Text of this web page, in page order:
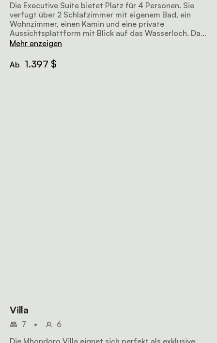
Die Executive Suite bietet Platz für 4 Personen. Sie
verfügt über 2 Schlafzimmer mit eigenem Bad, ein
Wohnzimmer, einen Kamin und eine private
Aussichtsplattform mit Blick auf das Wasserloch. Das
strohgedeckte Gebäude ist ein opulenter
Mehr anzeigen
Ab 1.397 $
Villa
7 •
6
Die Mhondoro Villa eignet sich perfekt als exklusive